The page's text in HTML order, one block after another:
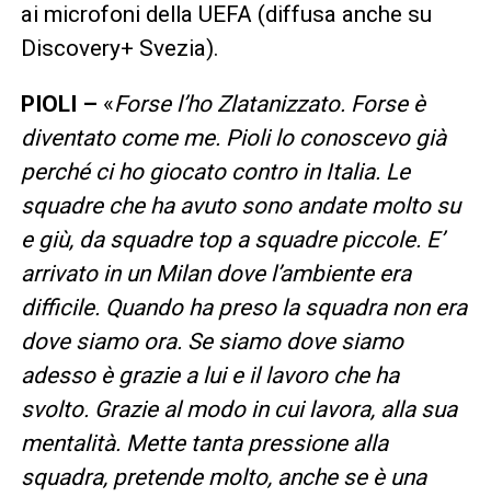
ai microfoni della UEFA (diffusa anche su
Discovery+ Svezia).
PIOLI – «Forse l’ho Zlatanizzato. Forse è
diventato come me. Pioli lo conoscevo già
perché ci ho giocato contro in Italia. Le
squadre che ha avuto sono andate molto su
e giù, da squadre top a squadre piccole. E’
arrivato in un Milan dove l’ambiente era
difficile. Quando ha preso la squadra non era
dove siamo ora. Se siamo dove siamo
adesso è grazie a lui e il lavoro che ha
svolto. Grazie al modo in cui lavora, alla sua
mentalità. Mette tanta pressione alla
squadra, pretende molto, anche se è una